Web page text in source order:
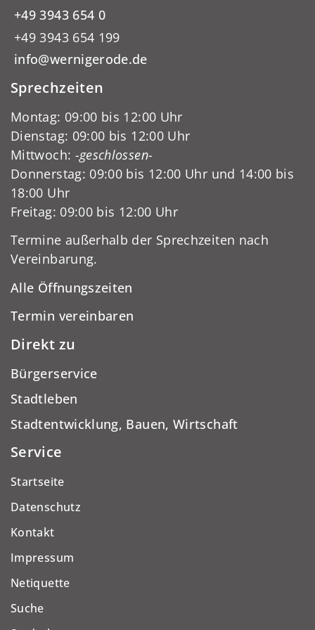
+49 3943 654 0
+49 3943 654 199
info@wernigerode.de
Sprechzeiten
Montag: 09:00 bis 12:00 Uhr
Dienstag: 09:00 bis 12:00 Uhr
Mittwoch: -geschlossen-
Donnerstag: 09:00 bis 12:00 Uhr und 14:00 bis
18:00 Uhr
Freitag: 09:00 bis 12:00 Uhr
Termine außerhalb der Sprechzeiten nach
Vereinbarung.
Alle Öffnungszeiten
Termin vereinbaren
Direkt zu
Bürgerservice
Stadtleben
Stadtentwicklung, Bauen, Wirtschaft
Service
Startseite
Datenschutz
Kontakt
Impressum
Netiquette
Suche